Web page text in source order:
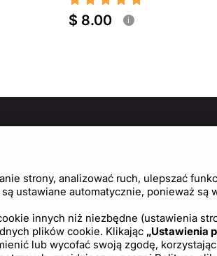
$ 8.00 i
Regulamin
Polityka plików cookie
Umowa licencyjna
strony, analizować ruch, ulepszać
automatycznie, ponieważ są
innych niż niezbędne (ustawienia
plików cookie. Klikając „Ustawienia
lub wycofać swoją zgodę,